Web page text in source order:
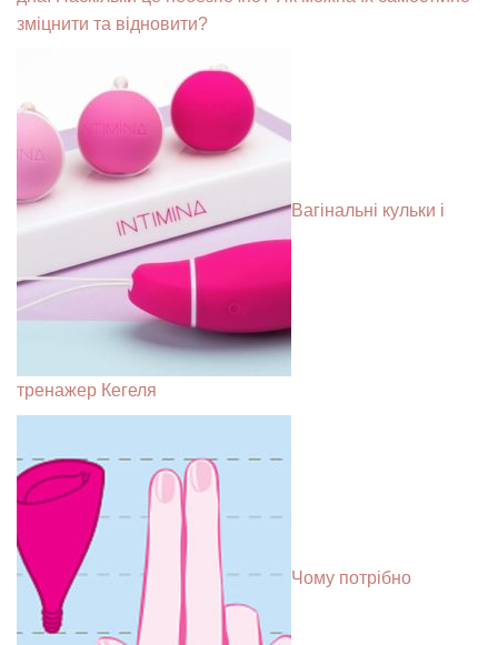
зміцнити та відновити?
Вагінальні кульки і
тренажер Кегеля
Чому потрібно